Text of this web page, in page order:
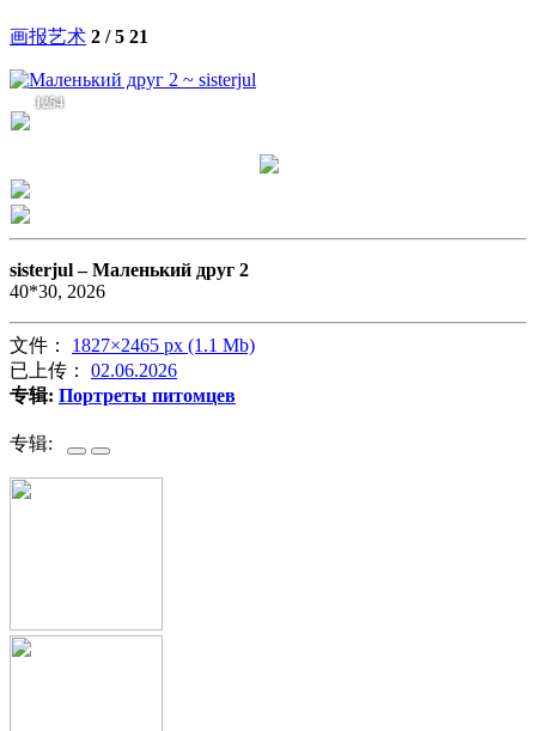
画报艺术 2 / 5 21
1254
sisterjul –Маленький друг 2
40*30, 2026
文件： 1827×2465 px (1.1 Mb)
已上传： 02.06.2026
专辑: Портреты питомцев
专辑: